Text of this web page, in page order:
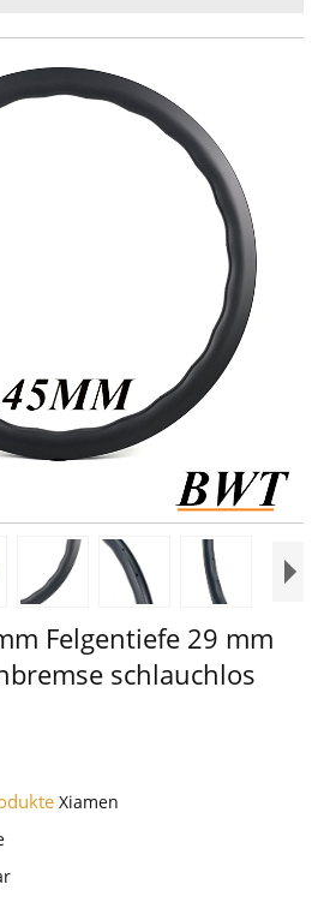
Felgentiefe 29 mm
schlauchlos
Xiamen